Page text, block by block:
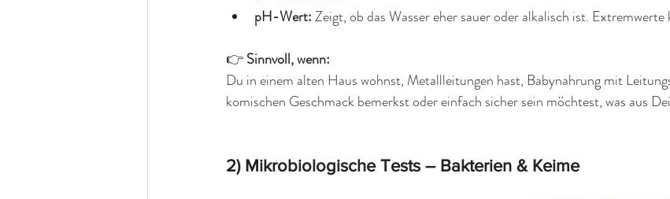
pH-Wert: Zeigt, ob das Wasser eher sauer oder alkalisch ist.
👉 Sinnvoll, wenn:
Du in einem alten Haus wohnst, Metallleitungen hast, Babynahrung mit
komischen Geschmack bemerkst oder einfach sicher sein möchtest, was aus
2) Mikrobiologische Tests – Bakterien & Keime